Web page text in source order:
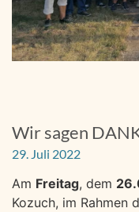
Wir sagen
29. Juli 2022
Am Freitag, dem
Kozuch, im Rahmen